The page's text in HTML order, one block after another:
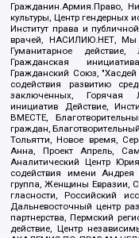
Гражданин.Армия.Право,
культуры, Центр гендерных
Институт права и
врачей, НАСИЛИЮ.НЕТ, Мы
Гуманитарное
Гражданская
Гражданский Союз,
содействия развитию
заключенных, Горячая
инициатив Действие,
ВМЕСТЕ,
граждан,
Тольятти, Новое время,
Анна, Проект Апрель,
Аналитический Центр
содействия имени
группа, Женщины Евразии,
гласности, Российский
Дальневосточный центр
партнерства, Пермский
действие, Центр